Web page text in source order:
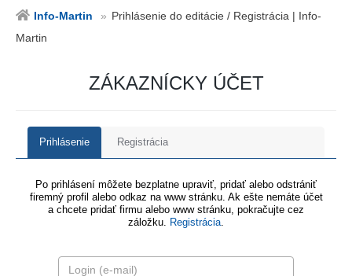
Info-Martin
Prihlásenie do editácie / Registrácia | Info-
Martin
ZÁKAZNÍCKY ÚČET
Prihlásenie Registrácia
Po prihlásení môžete bezplatne upraviť, pridať alebo odstrániť
firemný profil alebo odkaz na www stránku. Ak ešte nemáte účet
a chcete pridať firmu alebo www stránku, pokračujte cez
záložku. Registrácia.